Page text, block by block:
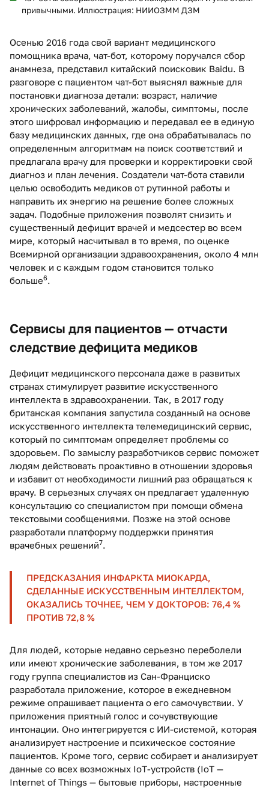
привычными. Иллюстрация: НИИОЗММ ДЗМ
Осенью 2016 года свой вариант медицинского
помощника врача, чат-бот, которому поручался сбор
анамнеза, представил китайский поисковик Baidu. В
разговоре с пациентом чат-бот выяснял важные для
постановки диагноза детали: возраст, наличие
хронических заболеваний, жалобы, симптомы, после
этого шифровал информацию и передавал ее в единую
базу медицинских данных, где она обрабатывалась по
определенным алгоритмам на поиск соответствий и
предлагала врачу для проверки и корректировки свой
диагноз и план лечения. Создатели чат-бота ставили
целью освободить медиков от рутинной работы и
направить их энергию на решение более сложных
задач. Подобные приложения позволят снизить и
существенный дефицит врачей и медсестер во всем
мире, который насчитывал в то время, по оценке
Всемирной организации здравоохранения, около 4 млн
человек и с каждым годом становится только
больше6
Сервисы для пациентов — отчасти
следствие дефицита медиков
Дефицит медицинского персонала даже в развитых
странах стимулирует развитие искусственного
интеллекта в здравоохранении. Так, в 2017 году
британская компания запустила созданный на основе
искусственного интеллекта телемедицинский сервис,
который по симптомам определяет проблемы со
здоровьем. По замыслу разработчиков сервис поможет
людям действовать проактивно в отношении здоровья
и избавит от необходимости лишний раз обращаться к
врачу. В серьезных случаях он предлагает удаленную
консультацию со специалистом при помощи обмена
текстовыми сообщениями. Позже на этой основе
разработали платформу поддержки принятия
врачебных решений7
ПРЕДСКАЗАНИЯ ИНФАРКТА МИОКАРДА,
СДЕЛАННЫЕ ИСКУССТВЕННЫМ ИНТЕЛЛЕКТОМ,
ОКАЗАЛИСЬ ТОЧНЕЕ, ЧЕМ У ДОКТОРОВ: 76,4 %
ПРОТИВ 72,8 %
Для людей, которые недавно серьезно переболели
или имеют хронические заболевания, в том же 2017
году группа специалистов из Сан-Франциско
разработала приложение, которое в ежедневном
режиме опрашивает пациента о его самочувствии. У
приложения приятный голос и сочувствующие
интонации. Оно интегрируется с ИИ-системой, которая
анализирует настроение и психическое состояние
пациентов. Кроме того, сервис собирает и анализирует
данные со всех возможных IoT-устройств (IoT —
Internet of Things — бытовые приборы, настроенные